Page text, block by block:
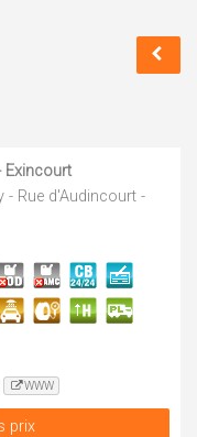
Exincourt
- Rue d'Audincourt -
WWW
prix